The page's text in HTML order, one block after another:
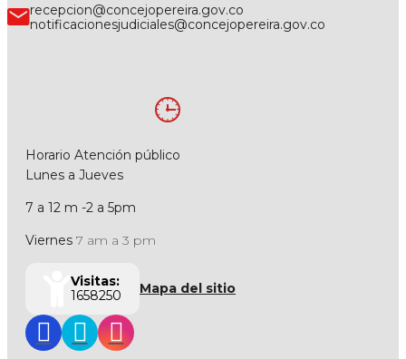
recepcion@concejopereira.gov.co
notificacionesjudiciales@concejopereira.gov.co
Horario Atención público
Lunes a Jueves
7 a 12 m -2 a 5pm
Viernes 7 am a 3 pm
Visitas:
1658250
Mapa del sitio